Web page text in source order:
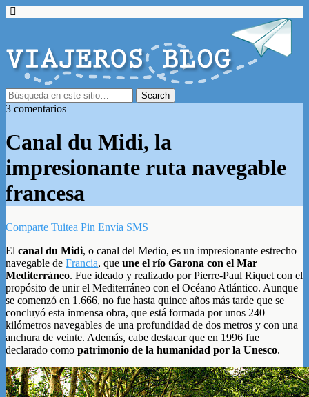
3 comentarios
Canal du Midi, la
impresionante ruta navegable
francesa
Comparte Tuitea Pin Envía SMS
El canal du Midi, o canal del Medio, es un impresionante estrecho
navegable de Francia, que une el río Garona con el Mar
Mediterráneo. Fue ideado y realizado por Pierre-Paul Riquet con el
propósito de unir el Mediterráneo con el Océano Atlántico. Aunque
se comenzó en 1.666, no fue hasta quince años más tarde que se
concluyó esta inmensa obra, que está formada por unos 240
kilómetros navegables de una profundidad de dos metros y con una
anchura de veinte. Además, cabe destacar que en 1996 fue
declarado como patrimonio de la humanidad por la Unesco.